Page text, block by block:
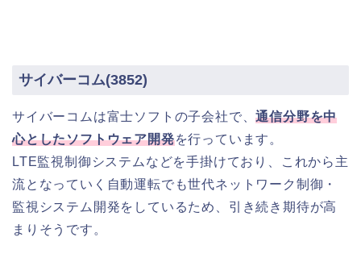
サイバーコム(3852)
サイバーコムは富士ソフトの子会社で、通信分野を中
心としたソフトウェア開発を行っています。
LTE監視制御システムなどを手掛けており、これから主
流となっていく自動運転でも世代ネットワーク制御・
監視システム開発をしているため、引き続き期待が高
まりそうです。